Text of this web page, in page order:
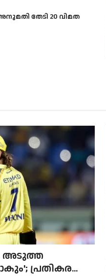
തേടി 20 വിമത
അടുത്ത
പ്രതികര...